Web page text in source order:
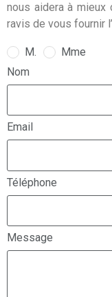
nous aidera à mieux
ravis de vous fournir
M.
Mme
Nom
Email
Téléphone
Message